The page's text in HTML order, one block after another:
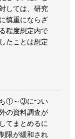
しては、研究
慎重にならざ
程度想定内で
たことは想定
ち①～③につい
の資料調査が
てまとめるに
限が緩和され